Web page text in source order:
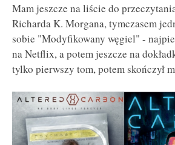
Mam jeszcze na liście do
Richarda K. Morgana, tymczasem
sobie "Modyfikowany węgiel" -
na Netflix, a potem jeszcze na
tylko pierwszy tom, potem skończył